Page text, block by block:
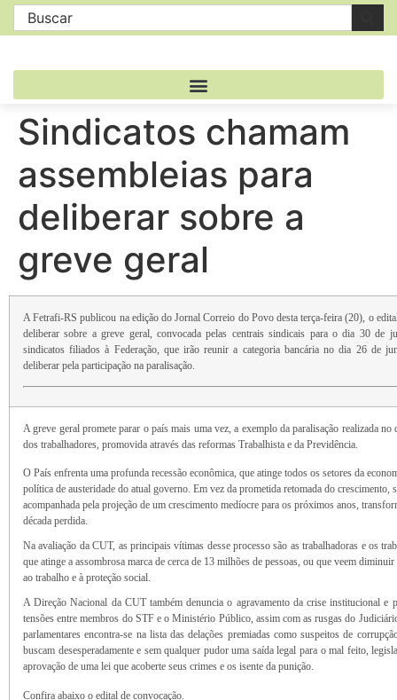
Sindicatos chamam
assembleias para
deliberar sobre a
greve geral
A Fetrafi-RS publicou na edição do Jornal Correio do Povo desta terça-feira (20), o
deliberar sobre a greve geral, convocada pelas centrais sindicais para o dia 30 de
sindicatos filiados à Federação, que irão reunir a categoria bancária no dia 26 de
deliberar pela participação na paralisação.
A greve geral promete parar o país mais uma vez, a exemplo da paralisação realizada
dos trabalhadores, promovida através das reformas Trabalhista e da Previdência.
O País enfrenta uma profunda recessão econômica, que atinge todos os setores da
política de austeridade do atual governo. Em vez da prometida retomada do crescimento,
acompanhada pela projeção de um crescimento medíocre para os próximos anos,
década perdida.
Na avaliação da CUT, as principais vítimas desse processo são as trabalhadoras e os
que atinge a assombrosa marca de cerca de 13 milhões de pessoas, ou que veem
ao trabalho e à proteção social.
A Direção Nacional da CUT também denuncia o agravamento da crise institucional e
tensões entre membros do STF e o Ministério Público, assim com as rusgas do
parlamentares encontra-se na lista das delações premiadas como suspeitos de
buscam desesperadamente e sem qualquer pudor uma saída legal para o mal feito,
aprovação de uma lei que acoberte seus crimes e os isente da punição.
Confira abaixo o edital de convocação.